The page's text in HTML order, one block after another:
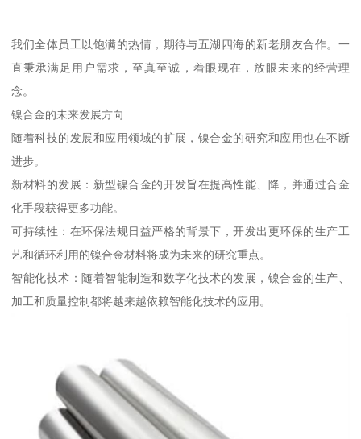
我们全体员工以饱满的热情，期待与五湖四海的新老朋友合作。一
直秉承满足用户需求，至真至诚，着眼现在，放眼未来的经营理
念。
镍合金的未来发展方向
随着科技的发展和应用领域的扩展，镍合金的研究和应用也在不断
进步。
新材料的发展：新型镍合金的开发旨在提高性能、降，并通过合金
化手段获得更多功能。
可持续性：在环保法规日益严格的背景下，开发出更环保的生产工
艺和循环利用的镍合金材料将成为未来的研究重点。
智能化技术：随着智能制造和数字化技术的发展，镍合金的生产、
加工和质量控制都将越来越依赖智能化技术的应用。